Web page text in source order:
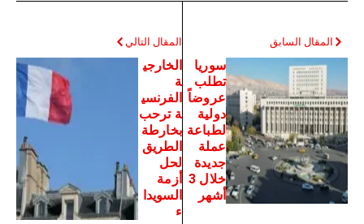
المقال السابق
سوريا
تطلب
عروضاً
دولية
لطباعة
عملة
جديدة
خلال 3
أشهر
المقال التالي
الخارجي
ة
الفرنسي
ة ترحب
بخارطة
الطريق
لحل
أزمة
السويدا
ء